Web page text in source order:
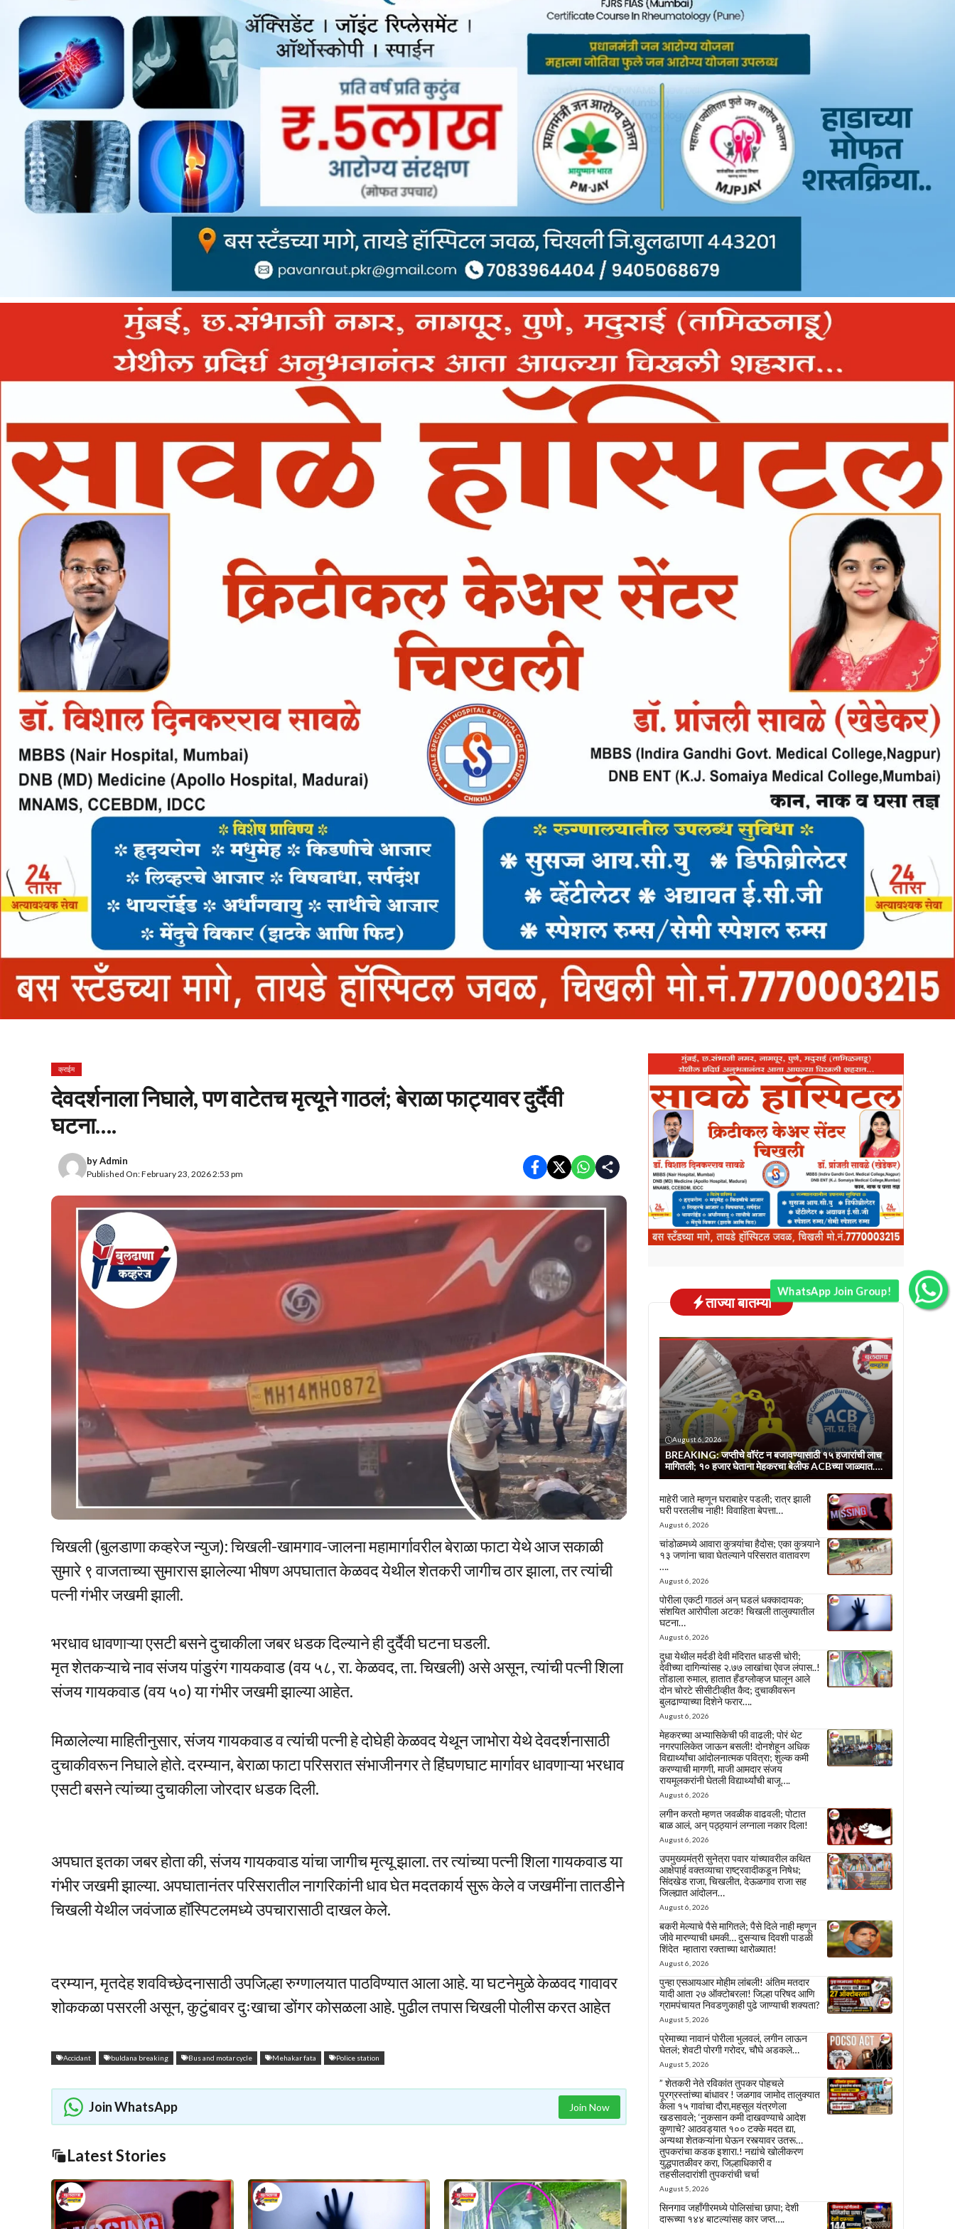
क्राईम
देवदर्शनाला निघाले, पण वाटेतच मृत्यूने गाठलं; बेराळा फाट्यावर दुर्दैवी
घटना….
byAdmin
Published On: February 23, 2026 2:53 pm
चिखली (बुलडाणा कव्हरेज न्युज): चिखली-खामगाव-जालना महामार्गावरील बेराळा फाटा येथे आज सकाळी
सुमारे ९ वाजताच्या सुमारास झालेल्या भीषण अपघातात केळवद येथील शेतकरी जागीच ठार झाला, तर त्यांची
पत्नी गंभीर जखमी झाली.
भरधाव धावणाऱ्या एसटी बसने दुचाकीला जबर धडक दिल्याने ही दुर्दैवी घटना घडली.
मृत शेतकऱ्याचे नाव संजय पांडुरंग गायकवाड (वय ५८, रा. केळवद, ता. चिखली) असे असून, त्यांची पत्नी शिला
संजय गायकवाड (वय ५०) या गंभीर जखमी झाल्या आहेत.
मिळालेल्या माहितीनुसार, संजय गायकवाड व त्यांची पत्नी हे दोघेही केळवद येथून जाभोरा येथे देवदर्शनासाठी
दुचाकीवरून निघाले होते. दरम्यान, बेराळा फाटा परिसरात संभाजीनगर ते हिंघणघाट मार्गावर धावणाऱ्या भरधाव
एसटी बसने त्यांच्या दुचाकीला जोरदार धडक दिली.
अपघात इतका जबर होता की, संजय गायकवाड यांचा जागीच मृत्यू झाला. तर त्यांच्या पत्नी शिला गायकवाड या
गंभीर जखमी झाल्या. अपघातानंतर परिसरातील नागरिकांनी धाव घेत मदतकार्य सुरू केले व जखमींना तातडीने
चिखली येथील जवंजाळ हॉस्पिटलमध्ये उपचारासाठी दाखल केले.
दरम्यान, मृतदेह शवविच्छेदनासाठी उपजिल्हा रुग्णालयात पाठविण्यात आला आहे. या घटनेमुळे केळवद गावावर
शोककळा पसरली असून, कुटुंबावर दुःखाचा डोंगर कोसळला आहे. पुढील तपास चिखली पोलीस करत आहेत
Accidant buldana breaking Bus and motar cycle Mehakar fata Police station
Join WhatsApp Join Now
Latest Stories
ताज्या बातम्या
August 6, 2026
BREAKING: जप्तीचे वॉरंट न बजावण्यासाठी १५ हजारांची लाच
मागितली; १० हजार घेताना मेहकरचा बेलीफ ACBच्या जाळ्यात….
माहेरी जाते म्हणून घराबाहेर पडली; रात्र झाली
घरी परतलीच नाही! विवाहिता बेपत्ता…
August 6, 2026
चांडोळमध्ये आवारा कुत्र्यांचा हैदोस; एका कुत्र्याने
१३ जणांना चावा घेतल्याने परिसरात वातावरण
….
August 6, 2026
पोरीला एकटी गाठलं अन् घडलं धक्कादायक;
संशयित आरोपीला अटक! चिखली तालुक्यातील
घटना…
August 6, 2026
दुधा येथील मर्दडी देवी मंदिरात धाडसी चोरी;
देवीच्या दागिन्यांसह २.७७ लाखांचा ऐवज लंपास..!
तोंडाला रुमाल, हातात हँडग्लोव्हज घालून आले
दोन चोरटे सीसीटीव्हीत कैद; दुचाकीवरून
बुलढाण्याच्या दिशेने फरार….
August 6, 2026
मेहकरच्या अभ्यासिकेची फी वाढली; पोरं थेट
नगरपालिकेत जाऊन बसली! दोनशेहून अधिक
विद्यार्थ्यांचा आंदोलनात्मक पवित्रा; शुल्क कमी
करण्याची मागणी, माजी आमदार संजय
रायमूलकरांनी घेतली विद्यार्थ्यांची बाजू….
August 6, 2026
लगीन करतो म्हणत जवळीक वाढवली; पोटात
बाळ आलं, अन् पठ्ठ्यानं लग्नाला नकार दिला!
August 6, 2026
उपमुख्यमंत्री सुनेत्रा पवार यांच्यावरील कथित
आक्षेपार्ह वक्तव्याचा राष्ट्रवादीकडून निषेध;
सिंदखेड राजा, चिखलीत, देऊळगाव राजा सह
जिल्ह्यात आंदोलन…
August 6, 2026
बकरी मेल्याचे पैसे मागितले; पैसे दिले नाही म्हणून
जीवे मारण्याची धमकी… दुसऱ्याच दिवशी पाडळी
शिंदेत म्हातारा रक्ताच्या थारोळ्यात!
August 6, 2026
पुन्हा एसआयआर मोहीम लांबली! अंतिम मतदार
यादी आता २७ ऑक्टोबरला! जिल्हा परिषद आणि
ग्रामपंचायत निवडणुकाही पुढे जाण्याची शक्यता?
August 5, 2026
प्रेमाच्या नावानं पोरीला भुलवलं, लगीन लाऊन
घेतलं; शेवटी पोरगी गरोदर, चौघे अडकले…
August 5, 2026
” शेतकरी नेते रविकांत तुपकर पोहचले
पूरग्रस्तांच्या बांधावर ! जळगाव जामोद तालुक्यात
केला १५ गावांचा दौरा,महसूल यंत्रणेला
खडसावले; ‘नुकसान कमी दाखवण्याचे आदेश
कुणाचे? आठवड्यात १०० टक्के मदत द्या,
अन्यथा शेतकऱ्यांना घेऊन रस्त्यावर उतरू…
तुपकरांचा कडक इशारा.! नद्यांचे खोलीकरण
युद्धपातळीवर करा, जिल्हाधिकारी व
तहसीलदारांशी तुपकरांची चर्चा
August 5, 2026
सिनगाव जहाँगीरमध्ये पोलिसांचा छापा; देशी
दारूच्या १४४ बाटल्यांसह कार जप्त….
WhatsApp Join Group!